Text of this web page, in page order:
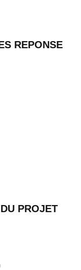
REPONSE
PROJET